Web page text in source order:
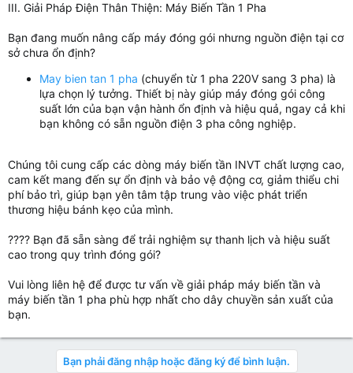
III. Giải Pháp Điện Thân Thiện: Máy Biến Tần 1 Pha
Bạn đang muốn nâng cấp máy đóng gói nhưng nguồn điện tại cơ
sở chưa ổn định?
May bien tan 1 pha (chuyển từ 1 pha 220V sang 3 pha) là
lựa chọn lý tưởng. Thiết bị này giúp máy đóng gói công
suất lớn của bạn vận hành ổn định và hiệu quả, ngay cả khi
bạn không có sẵn nguồn điện 3 pha công nghiệp.
Chúng tôi cung cấp các dòng máy biến tần INVT chất lượng cao,
cam kết mang đến sự ổn định và bảo vệ động cơ, giảm thiểu chi
phí bảo trì, giúp bạn yên tâm tập trung vào việc phát triển
thương hiệu bánh kẹo của mình.
???? Bạn đã sẵn sàng để trải nghiệm sự thanh lịch và hiệu suất
cao trong quy trình đóng gói?
Vui lòng liên hệ để được tư vấn về giải pháp máy biến tần và
máy biến tần 1 pha phù hợp nhất cho dây chuyền sản xuất của
bạn.
Bạn phải đăng nhập hoặc đăng ký để bình luận.